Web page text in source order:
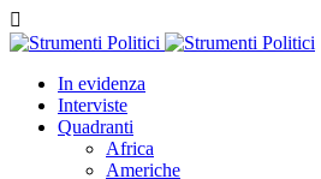
In evidenza
Interviste
Quadranti
Africa
Americhe